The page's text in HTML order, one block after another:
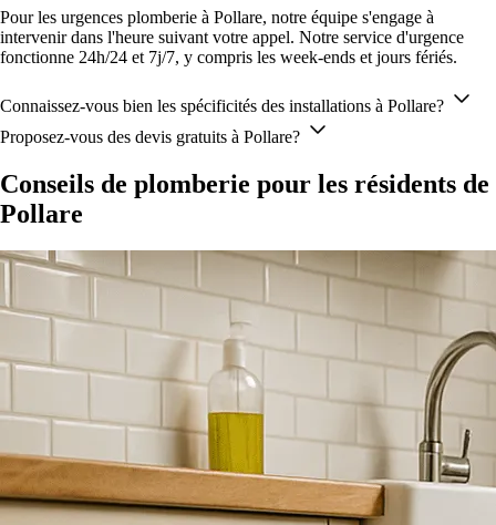
Pour les urgences plomberie à Pollare, notre équipe s'engage à
intervenir dans l'heure suivant votre appel. Notre service d'urgence
fonctionne 24h/24 et 7j/7, y compris les week-ends et jours fériés.
Connaissez-vous bien les spécificités des installations à Pollare?
Proposez-vous des devis gratuits à Pollare?
Conseils de plomberie pour les résidents de
Pollare